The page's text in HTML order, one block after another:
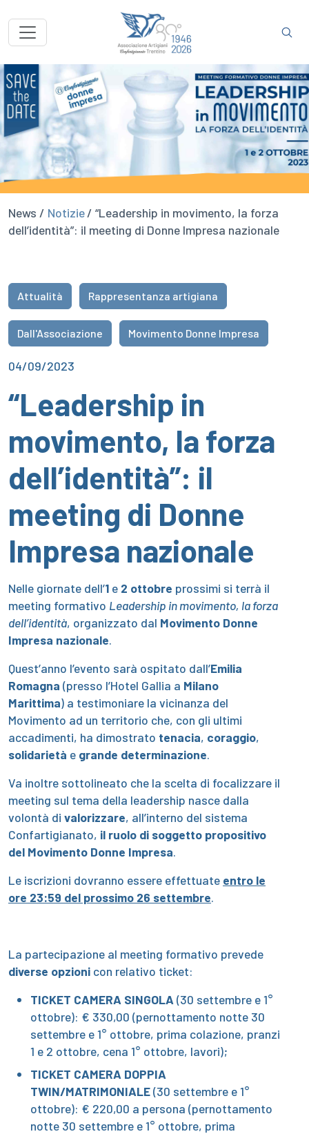
News / Notizie/ “Leadership in movimento, la forza
dell’identità”: il meeting di Donne Impresa nazionale
Attualità Rappresentanza artigiana
Dall'Associazione Movimento Donne Impresa
04/09/2023
“Leadership in
movimento, la forza
dell’identità”: il
meeting di Donne
Impresa nazionale
Nelle giornate dell’1 e 2 ottobre prossimi si terrà il
meeting formativo Leadership in movimento, la forza
dell’identità, organizzato dal Movimento Donne
Impresa nazionale.
Quest’anno l’evento sarà ospitato dall’Emilia
Romagna (presso l’Hotel Gallia a Milano
Marittima) a testimoniare la vicinanza del
Movimento ad un territorio che, con gli ultimi
accadimenti, ha dimostrato tenacia, coraggio,
solidarietà e grande determinazione.
Va inoltre sottolineato che la scelta di focalizzare il
meeting sul tema della leadership nasce dalla
volontà di valorizzare, all’interno del sistema
Confartigianato, il ruolo di soggetto propositivo
del Movimento Donne Impresa.
Le iscrizioni dovranno essere effettuate entro le
ore 23:59 del prossimo 26 settembre.
La partecipazione al meeting formativo prevede
diverse opzioni con relativo ticket:
TICKET CAMERA SINGOLA (30 settembre e 1°
ottobre): € 330,00 (pernottamento notte 30
settembre e 1° ottobre, prima colazione, pranzi
1 e 2 ottobre, cena 1° ottobre, lavori);
TICKET CAMERA DOPPIA
TWIN/MATRIMONIALE(30 settembre e 1°
ottobre): € 220,00 a persona (pernottamento
notte 30 settembre e 1° ottobre, prima